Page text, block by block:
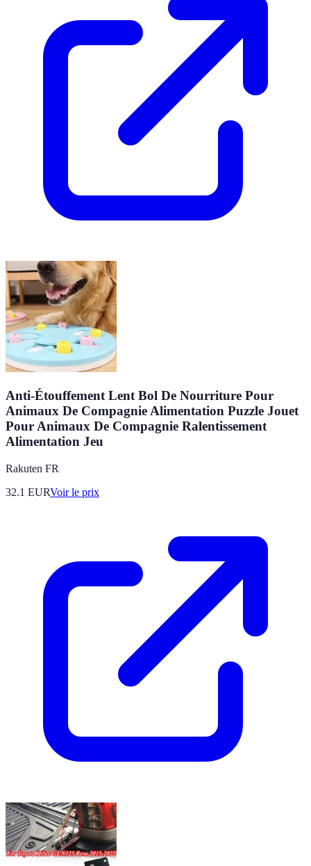
Anti-Étouffement Lent Bol De Nourriture Pour
Animaux De Compagnie Alimentation Puzzle Jouet
Pour Animaux De Compagnie Ralentissement
Alimentation Jeu
Rakuten FR
32.1 EURVoir le prix